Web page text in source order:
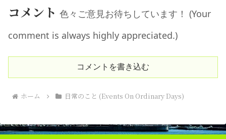
コメント 色々ご意見お待ちしています！ (Your
comment is always highly appreciated.)
コメントを書き込む
ホーム 日常のこと (Events On Ordinary Days)